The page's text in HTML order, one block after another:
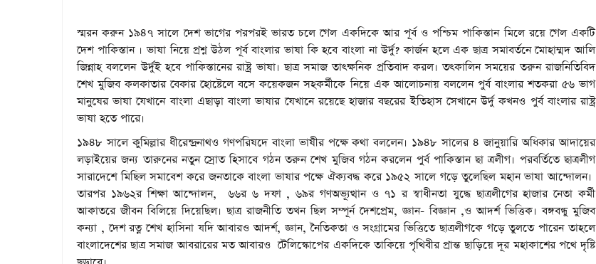
স্মরন করুন ১৯৪৭ সালে দেশ ভাগের পরপরই ভারত চলে গেল একদিকে আর পূর্ব ও পশ্চিম পাকিস্তান মিলে রয়ে গেল একটি
দেশ পাকিস্তান । ভাষা নিয়ে প্রশ্ন উঠল পূর্ব বাংলার ভাষা কি হবে বাংলা না উর্দু? কার্জন হলে এক ছাত্র সমাবর্তনে মোহাম্মদ আলি
জিন্নাহ বললেন উর্দুই হবে পাকিস্তানের রাষ্ট্র ভাষা। ছাত্র সমাজ তাৎক্ষনিক প্রতিবাদ করল। তৎকালিন সময়ের তরুন রাজনিতিবিদ
শেখ মুজিব কলকাতার বেকার হোষ্টেলে বসে কয়েকজন সহকর্মীকে নিয়ে এক আলোচনায় বললেন পুর্ব বাংলার শতকরা ৫৬ ভাগ
মানুষের ভাষা যেখানে বাংলা এছাড়া বাংলা ভাষার যেখানে রয়েছে হাজার বছরের ইতিহাস সেখানে উর্দু কখনও পুর্ব বাংলার রাষ্ট্র
ভাষা হতে পারে।
১৯৪৮ সালে কুমিল্লার ধীরেন্দ্রনাথও গণপরিষদে বাংলা ভাষীর পক্ষে কথা বললেন। ১৯৪৮ সালের ৪ জানুয়ারি অধিকার আদায়ের
লড়াইয়ের জন্য তারুনের নতুন স্রোত হিসাবে গঠন তরুন শেখ মুজিব গঠন করলেন পুর্ব পাকিস্তান ছা ত্রলীগ। পরবর্তিতে ছাত্রলীগ
সারাদেশে মিছিল সমাবেশ করে জনতাকে বাংলা ভাষার পক্ষে ঐক্যবদ্ধ করে ১৯৫২ সালে গড়ে তুলেছিল মহান ভাষা আন্দোলন।
তারপর ১৯৬২র শিক্ষা আন্দোলন, ৬৬র ৬ দফা , ৬৯র গণঅভ্যূত্থান ও ৭১ র স্বাধীনতা যুদ্ধে ছাত্রলীগের হাজার নেতা কর্মী
আকাতরে জীবন বিলিয়ে দিয়েছিল। ছাত্র রাজনীতি তখন ছিল সম্পূর্ন দেশপ্রেম, জ্ঞান- বিজ্ঞান ,ও আদর্শ ভিত্তিক। বঙ্গবন্ধু মুজিব
কন্যা , দেশ রত্ন শেখ হাসিনা যদি আবারও আদর্শ, জ্ঞান, নৈতিকতা ও সংগ্রামের ভিত্তিতে ছাত্রলীগকে গড়ে তুলতে পারেন তাহলে
বাংলাদেশের ছাত্র সমাজ আবরারের মত আবারও টেলিস্কোপের একদিকে তাকিয়ে পৃথিবীর প্রান্ত ছাড়িয়ে দূর মহাকাশের পথে দৃষ্টি